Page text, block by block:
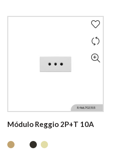
Módulo Reggio 2P+T 10A